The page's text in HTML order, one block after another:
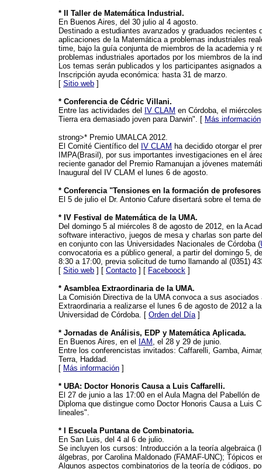
* II Taller de Matemática Industrial.
En Buenos Aires, del 30 julio al 4 agosto.
Destinado a estudiantes avanzados y graduados
aplicaciones de la Matemática a problemas industriales
time, bajo la guía conjunta de miembros de la academia y
problemas industriales aportados por los miembros de la
Los temas serán publicados y los participantes asignados
Inscripción ayuda económica: hasta 31 de marzo.
[ Sitio web ]
* Conferencia de Cédric Villani.
Entre las actividades del
IV CLAM en Córdoba, el
Tierra era demasiado joven para Darwin". [ Más información
strong>* Premio UMALCA 2012.
El Comité Científico del
IV CLAM ha decidido otorgar el
IMPA(Brasil), por sus importantes investigaciones en el
reciente ganador del Premio Ramanujan a jóvenes
Inaugural del IV CLAM el lunes 6 de agosto.
* Conferencia "Tensiones en la formación de
El 5 de julio el Dr. Antonio Cafure disertará sobre el tema
* IV Festival de Matemática de la UMA.
Del domingo 5 al miércoles 8 de agosto de 2012, en la
software interactivo, juegos de mesa y charlas son parte
en conjunto con las Universidades Nacionales de Córdoba (
convocatoria es a público general, a partir del domingo 5,
8:30 a 17:00, previa solicitud de turno llamando al (0351)
[ Sitio web ] [ Contacto ] [ Faceboock ]
* Asamblea Extraordinaria de la UMA.
La Comisión Directiva de la UMA convoca a sus asociados
Extraordinaria a realizarse el lunes 6 de agosto de 2012 a
Universidad de Córdoba. [ Orden del Día]
* Jornadas de Análisis, EDP y Matemática Aplicada.
En Buenos Aires, en el
IAM , el 28 y 29 de junio.
Entre los conferencistas invitados: Caffarelli, Gamba,
Terra, Haddad.
[ Más información ]
* UBA: Doctor Honoris Causa a Luis Caffarelli.
El 27 de junio a las 17:00 en el Aula Magna del Pabellón
Diploma que distingue como Doctor Honoris Causa a Luis
lineales".
* I Escuela Puntana de Combinatoria.
En San Luis, del 4 al 6 de julio.
Se incluyen los cursos: Introducción a la teoría algebraica
álgebras, por Carolina Maldonado (FAMAF-UNC); Tópicos
Algunos aspectos combinatorios de la teoría de códigos,